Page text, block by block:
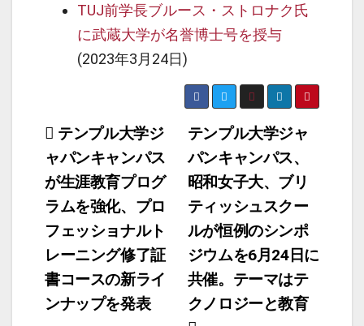
TUJ前学長ブルース・ストロナク氏
に武蔵大学が名誉博士号を授与
(2023年3月24日)
投
稿
ナ
ビ
ゲ
ー
シ
テンプル大学ジャ
パンキャンパス、
昭和女子大、ブリ
ティッシュスクー
ルが恒例のシンポ
ジウムを6月24日に
共催。テーマはテ
クノロジーと教育
テンプル大学ジ
ャパンキャンパス
が生涯教育プログ
ラムを強化、プロ
フェッショナルト
レーニング修了証
書コースの新ライ
ンナップを発表